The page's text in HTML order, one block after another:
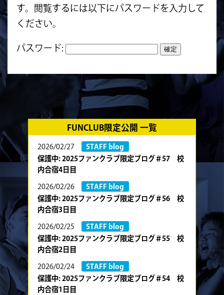
す。閲覧するには以下にパスワードを入力して
ください。
パスワード:
FUNCLUB限定公開 一覧
2026/02/27
STAFF blog
保護中: 2025ファンクラブ限定ブログ＃57 校
内合宿4日目
2026/02/26
STAFF blog
保護中: 2025ファンクラブ限定ブログ＃56 校
内合宿3日目
2026/02/25
STAFF blog
保護中: 2025ファンクラブ限定ブログ＃55 校
内合宿2日目
2026/02/24
STAFF blog
保護中: 2025ファンクラブ限定ブログ＃54 校
内合宿1日目